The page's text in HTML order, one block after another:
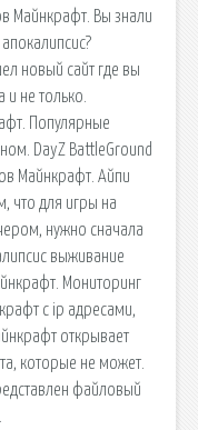
Майнкрафт. Вы знали
новый сайт где вы
не только.
Популярные
DayZ BattleGround
Майнкрафт. Айпи
что для игры на
нужно сначала
выживание
Мониторинг
с ip адресами,
открывает
которые не может.
файловый